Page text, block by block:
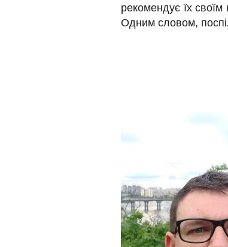
рекомендує їх
Одним словом,